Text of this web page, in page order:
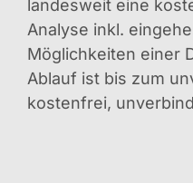
landesweit eine
Analyse inkl.
Möglichkeiten einer
Ablauf ist bis zum
kostenfrei,